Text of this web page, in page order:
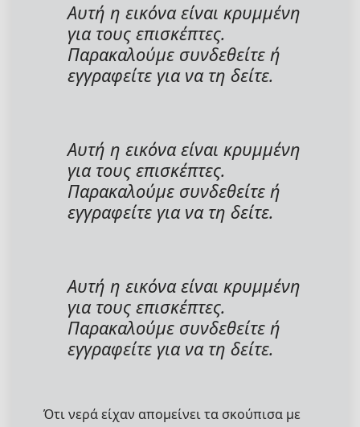
Αυτή η εικόνα είναι κρυμμένη
για τους επισκέπτες.
Παρακαλούμε συνδεθείτε ή
εγγραφείτε για να τη δείτε.
Αυτή η εικόνα είναι κρυμμένη
για τους επισκέπτες.
Παρακαλούμε συνδεθείτε ή
εγγραφείτε για να τη δείτε.
Αυτή η εικόνα είναι κρυμμένη
για τους επισκέπτες.
Παρακαλούμε συνδεθείτε ή
εγγραφείτε για να τη δείτε.
Ότι νερά είχαν απομείνει τα σκούπισα με